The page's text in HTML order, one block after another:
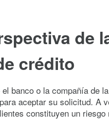
de
crédito
banco o la compañía de
aceptar su solicitud. A
constituyen un riesgo